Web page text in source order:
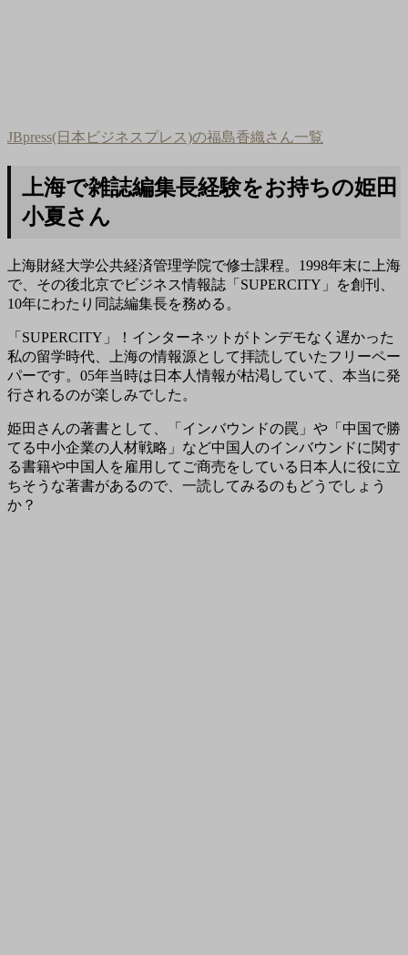
JBpress(日本ビジネスプレス)の福島香織さん一覧
上海で雑誌編集長経験をお持ちの姫田
小夏さん
上海財経大学公共経済管理学院で修士課程。1998年末に上海
で、その後北京でビジネス情報誌「SUPERCITY」を創刊、
10年にわたり同誌編集長を務める。
「SUPERCITY」！インターネットがトンデモなく遅かった
私の留学時代、上海の情報源として拝読していたフリーペー
パーです。05年当時は日本人情報が枯渇していて、本当に発
行されるのが楽しみでした。
姫田さんの著書として、「インバウンドの罠」や「中国で勝
てる中小企業の人材戦略」など中国人のインバウンドに関す
る書籍や中国人を雇用してご商売をしている日本人に役に立
ちそうな著書があるので、一読してみるのもどうでしょう
か？